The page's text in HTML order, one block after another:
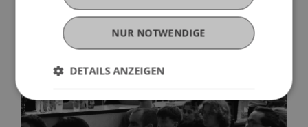
NUR NOTWENDIGE
DETAILS ANZEIGEN